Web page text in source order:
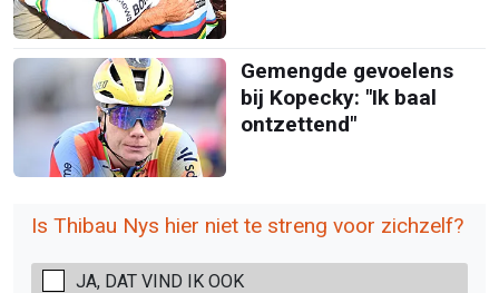
Gemengde gevoelens
bij Kopecky: "Ik baal
ontzettend"
Is Thibau Nys hier niet te streng voor zichzelf?
JA, DAT VIND IK OOK